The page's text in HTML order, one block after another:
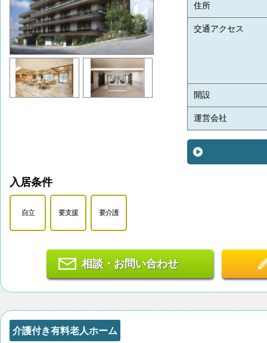
住所
交通アクセス
開設
運営会社
入居条件
自立 要支援 要介護
相談・お問い合わせ
介護付き有料老人ホーム